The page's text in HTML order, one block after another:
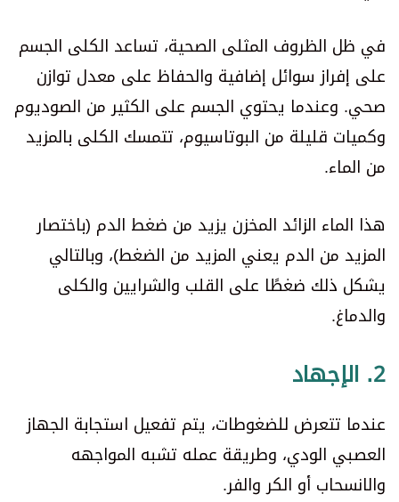
في ظل الظروف المثلى الصحية، تساعد الكلى الجسم
على إفراز سوائل إضافية والحفاظ على معدل توازن
صحي. وعندما يحتوي الجسم على الكثير من الصوديوم
وكميات قليلة من البوتاسيوم، تتمسك الكلى بالمزيد
من الماء.
هذا الماء الزائد المخزن يزيد من ضغط الدم (باختصار
المزيد من الدم يعني المزيد من الضغط)، وبالتالي
يشكل ذلك ضغطًا على القلب والشرايين والكلى
والدماغ.
2. الإجهاد
عندما تتعرض للضغوطات، يتم تفعيل استجابة الجهاز
العصبي الودي، وطريقة عمله تشبه المواجهه
والانسحاب أو الكر والفر.